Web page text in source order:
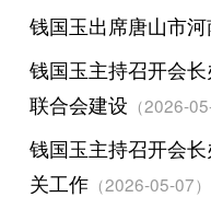
钱国玉出席唐山市
钱国玉主持召开会
联合会建设 （2026-
钱国玉主持召开会
关工作（2026-05-07）